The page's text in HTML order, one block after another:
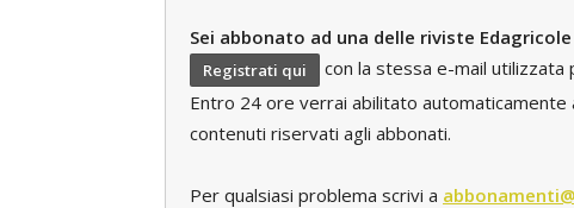
Sei abbonato ad una delle riviste
Registrati qui
con la stessa e-mail
Entro 24 ore verrai abilitato automaticamente
contenuti riservati agli abbonati.
Per qualsiasi problema scrivi a